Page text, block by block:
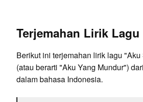
Terjemahan Lirik Lagu
Berikut ini terjemahan lirik lagu
(atau berarti "Aku Yang Mundur")
dalam bahasa Indonesia.